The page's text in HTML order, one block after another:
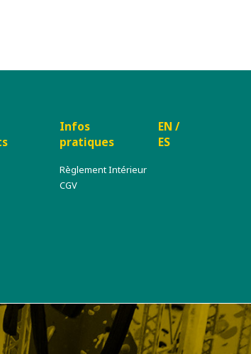
Infos
pratiques
Règlement Intérieur
CGV
EN /
ES